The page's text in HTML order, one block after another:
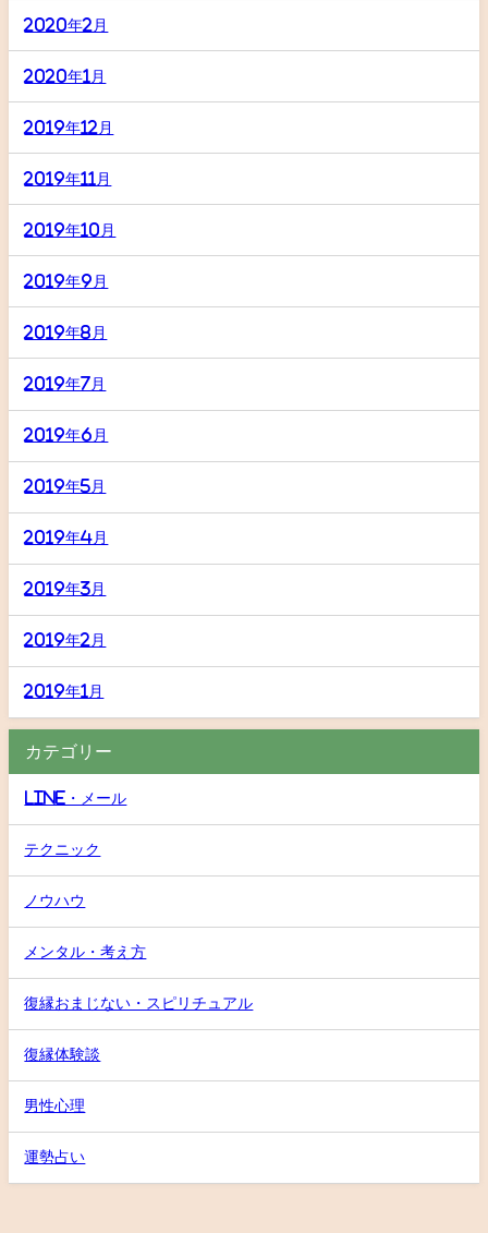
2020年2月
2020年1月
2019年12月
2019年11月
2019年10月
2019年9月
2019年8月
2019年7月
2019年6月
2019年5月
2019年4月
2019年3月
2019年2月
2019年1月
カテゴリー
LINE・メール
テクニック
ノウハウ
メンタル・考え方
復縁おまじない・スピリチュアル
復縁体験談
男性心理
運勢占い